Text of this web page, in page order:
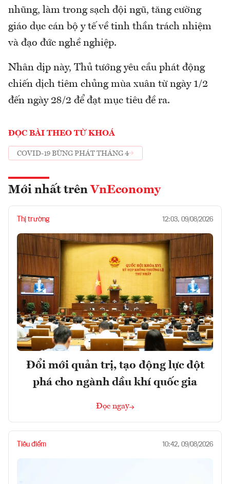
nhũng, làm trong sạch đội ngũ, tăng cường
giáo dục cán bộ y tế về tinh thần trách nhiệm
và đạo đức nghề nghiệp.
Nhân dịp này, Thủ tướng yêu cầu phát động
chiến dịch tiêm chủng mùa xuân từ ngày 1/2
đến ngày 28/2 để đạt mục tiêu đề ra.
ĐỌC BÀI THEO TỪ KHOÁ
COVID-19 BÙNG PHÁT THÁNG 4
Mới nhất trên VnEconomy
Thị trường 12:03, 09/08/2026
Đổi mới quản trị, tạo động lực đột
phá cho ngành dầu khí quốc gia
Đọc ngay
Tiêu điểm 10:42, 09/08/2026